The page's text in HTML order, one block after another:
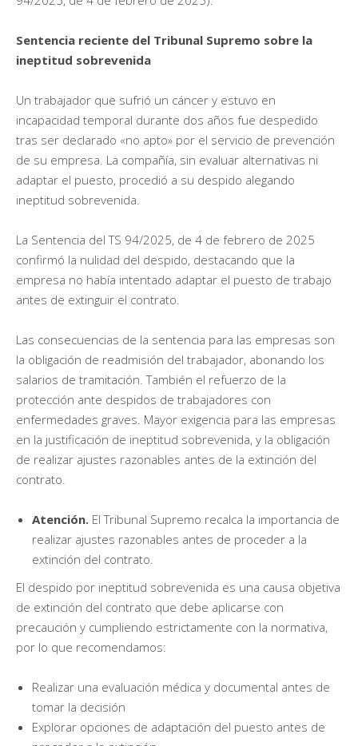
Sentencia reciente del Tribunal Supremo sobre la
ineptitud sobrevenida
Un trabajador que sufrió un cáncer y estuvo en
incapacidad temporal durante dos años fue despedido
tras ser declarado «no apto» por el servicio de prevención
de su empresa. La compañía, sin evaluar alternativas ni
adaptar el puesto, procedió a su despido alegando
ineptitud sobrevenida.
La Sentencia del TS 94/2025, de 4 de febrero de 2025
confirmó la nulidad del despido, destacando que la
empresa no había intentado adaptar el puesto de trabajo
antes de extinguir el contrato.
Las consecuencias de la sentencia para las empresas son
la obligación de readmisión del trabajador, abonando los
salarios de tramitación. También el refuerzo de la
protección ante despidos de trabajadores con
enfermedades graves. Mayor exigencia para las empresas
en la justificación de ineptitud sobrevenida, y la obligación
de realizar ajustes razonables antes de la extinción del
contrato.
Atención. El Tribunal Supremo recalca la importancia de
realizar ajustes razonables antes de proceder a la
extinción del contrato.
El despido por ineptitud sobrevenida es una causa objetiva
de extinción del contrato que debe aplicarse con
precaución y cumpliendo estrictamente con la normativa,
por lo que recomendamos:
Realizar una evaluación médica y documental antes de
tomar la decisión
Explorar opciones de adaptación del puesto antes de